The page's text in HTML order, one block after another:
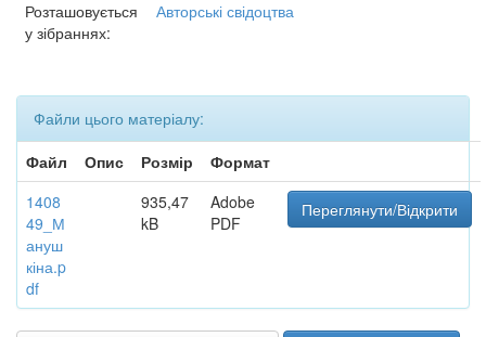
Розташовується
у зібраннях:
Авторські свідоцтва
Файли цього матеріалу:
Файл
Опис Розмір
Формат
1408
49_М
ануш
кіна.p
df
935,47
kB
Adobe
PDF
Переглянути/Відкрити